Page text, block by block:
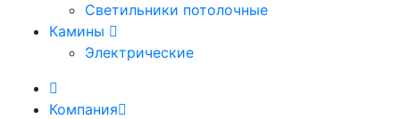
Светильники потолочные
Камины
Электрические
Компания